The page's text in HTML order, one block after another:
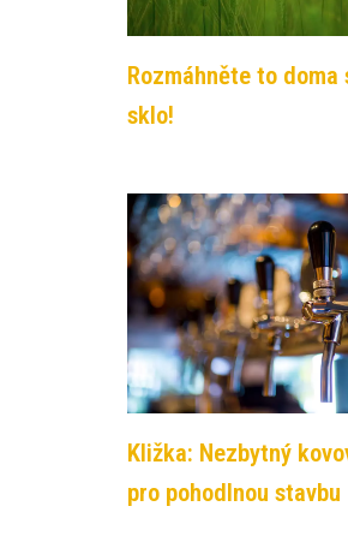
Rozmáhněte to doma
sklo!
Kližka: Nezbytný
pro pohodlnou stavbu